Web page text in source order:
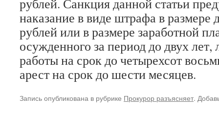
рублей. Санкция данной статьи
наказание в виде штрафа в размере
рублей или в размере заработной
осужденного за период до двух лет,
работы на срок до четырехсот
арест на срок до шести месяцев.
Запись опубликована в рубрике Прокурор разъясняет.